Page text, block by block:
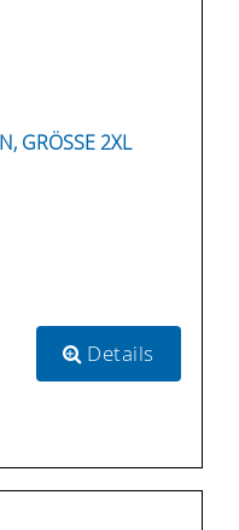
GRÖSSE 2XL
Details